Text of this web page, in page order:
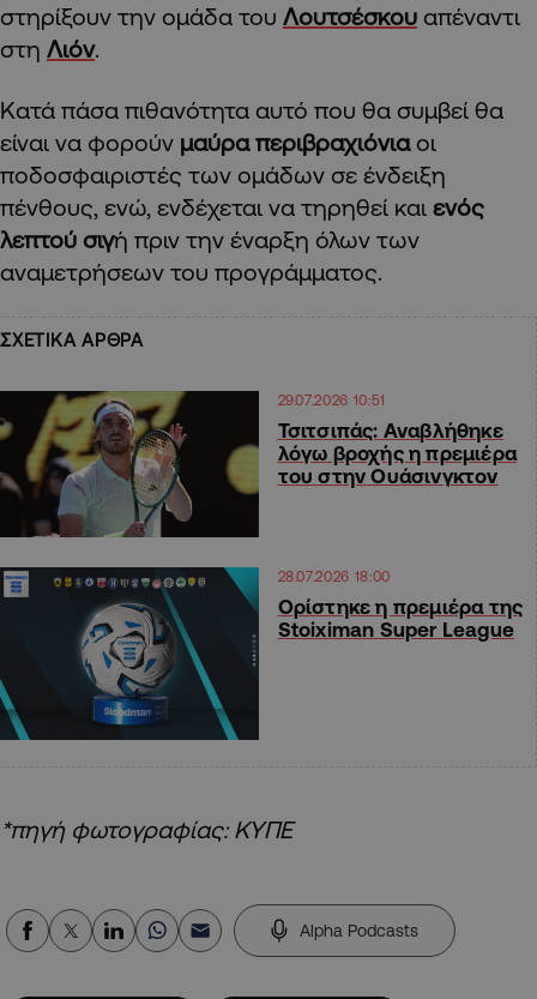
στηρίξουν την ομάδα του Λουτσέσκου απέναντι
στη Λιόν.
Κατά πάσα πιθανότητα αυτό που θα συμβεί θα
είναι να φορούν μαύρα περιβραχιόνιαοι
ποδοσφαιριστές των ομάδων σε ένδειξη
πένθους, ενώ, ενδέχεται να τηρηθεί και ενός
λεπτού σιγή πριν την έναρξη όλων των
αναμετρήσεων του προγράμματος.
ΣΧΕΤΙΚΑ ΑΡΘΡΑ
29.07.2026 10:51
Τσιτσιπάς: Αναβλήθηκε
λόγω βροχής η πρεμιέρα
του στην Ουάσινγκτον
28.07.2026 18:00
Ορίστηκε η πρεμιέρα της
Stoiximan Super League
*πηγή φωτογραφίας: ΚΥΠΕ
Alpha Podcasts